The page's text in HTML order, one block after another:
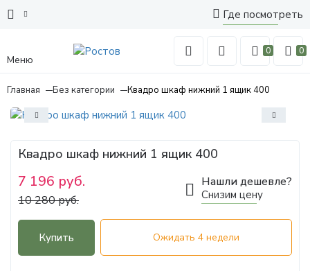
Где посмотреть
Меню
0 0
Главная Без категории Квадро шкаф нижний 1 ящик 400
Квадро шкаф нижний 1 ящик 400
7 196 руб.
10 280 руб.
Нашли дешевле?
Снизим цену
Купить Ожидать 4 недели